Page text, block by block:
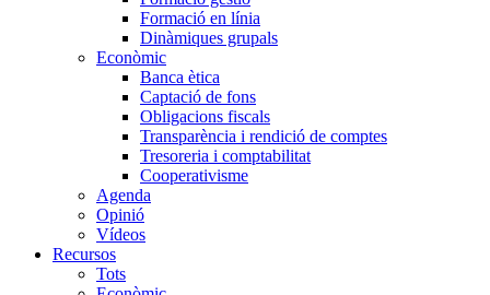
Formació en línia
Dinàmiques grupals
Econòmic
Banca ètica
Captació de fons
Obligacions fiscals
Transparència i rendició de comptes
Tresoreria i comptabilitat
Cooperativisme
Agenda
Opinió
Vídeos
Recursos
Tots